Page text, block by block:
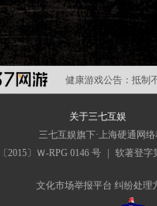
健康游戏公告： 抵制
关于三七互娱
三七互娱旗下·上海硬通网
2015〕Ｗ-RPG 0146 号
软著登字
文化市场举报平台 纠纷处理